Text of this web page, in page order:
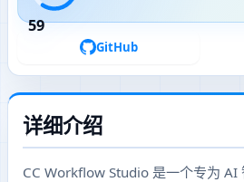
59
GitHub
详细介绍
CC Workflow Studio 是一个专为 AI